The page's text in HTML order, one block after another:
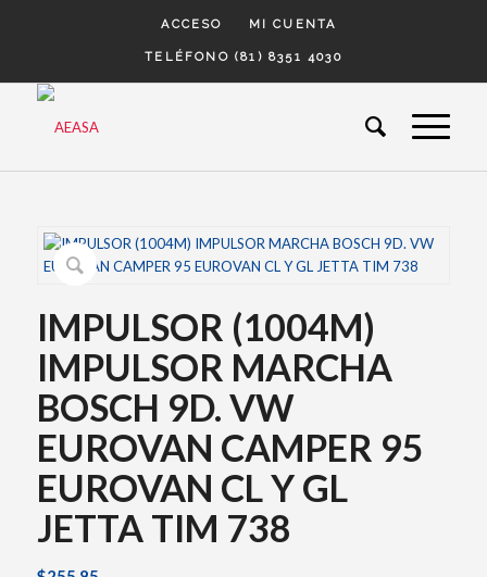
ACCESO MI CUENTA
TELÉFONO (81) 8351 4030
IMPULSOR (1004M)
IMPULSOR MARCHA
BOSCH 9D. VW
EUROVAN CAMPER 95
EUROVAN CL Y GL
JETTA TIM 738